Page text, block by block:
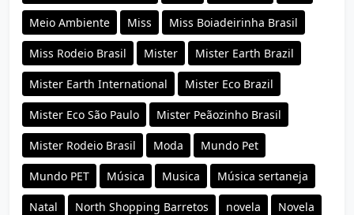
Meio Ambiente Miss Miss Boiadeirinha Brasil
Miss Rodeio Brasil Mister Mister Earth Brazil
Mister Earth International Mister Eco Brazil
Mister Eco São Paulo Mister Peãozinho Brasil
Mister Rodeio Brasil Moda Mundo Pet
Mundo PET Música Musica Música sertaneja
Natal North Shopping Barretos novela Novela